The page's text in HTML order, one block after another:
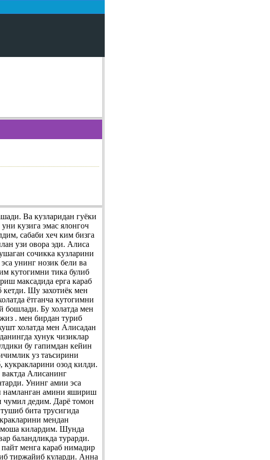
Ва кузларидан гуёки
кузига эмас ялонгоч
сабаби хеч ким бизга
узи овора эди. Алиса
сочикка кузларини
унинг нозик бели ва
кутогимни тика булиб
максадида ерга караб
кетди. Шу захотиёк мен
ётганча кутогимни
бошлади. Бу холатда мен
. мен бирдан туриб
холатда мен Алисадан
хунук чизиклар
бу гапимдан кейин
уз таъсирини
кукракларини озод килди.
Алисанинг
Унинг амии эса
намланган амини яшириш
чумил дедим. Дарё томон
бита трусигида
мендан
килардим. Шунда
баландликда турарди.
менга караб нимадир
тиржайиб куларди. Анна